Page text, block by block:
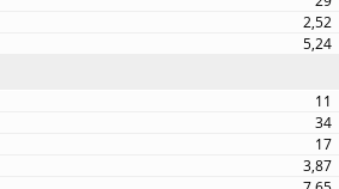
2,52
5,24
11
34
17
3,87